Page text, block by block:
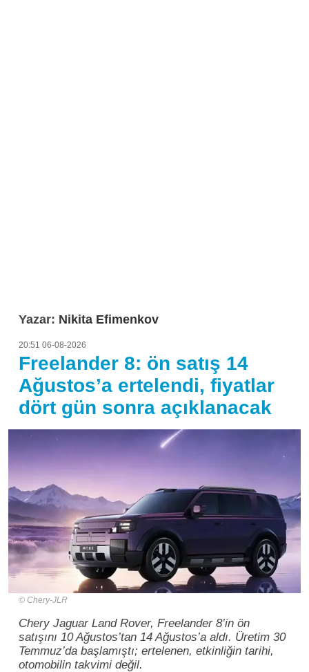
Yazar: Nikita Efimenkov
20:51 06-08-2026
Freelander 8: ön satış 14
Ağustos’a ertelendi, fiyatlar
dört gün sonra açıklanacak
Chery-JLR
Chery Jaguar Land Rover, Freelander 8’in ön
satışını 10 Ağustos’tan 14 Ağustos’a aldı. Üretim 30
Temmuz’da başlamıştı; ertelenen, etkinliğin tarihi,
otomobilin takvimi değil.